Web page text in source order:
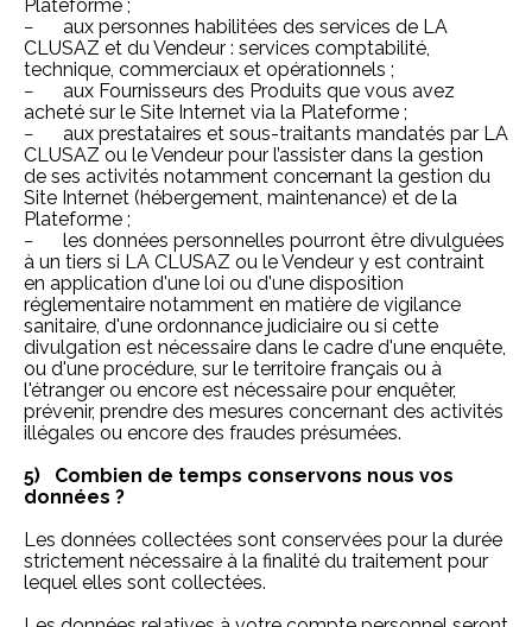
Plateforme ;
− aux personnes habilitées des services de LA
CLUSAZ et du Vendeur : services comptabilité,
technique, commerciaux et opérationnels ;
− aux Fournisseurs des Produits que vous avez
acheté sur le Site Internet via la Plateforme ;
− aux prestataires et sous-traitants mandatés par LA
CLUSAZ ou le Vendeur pour l’assister dans la gestion
de ses activités notamment concernant la gestion du
Site Internet (hébergement, maintenance) et de la
Plateforme ;
− les données personnelles pourront être divulguées
à un tiers si LA CLUSAZ ou le Vendeur y est contraint
en application d'une loi ou d'une disposition
réglementaire notamment en matière de vigilance
sanitaire, d'une ordonnance judiciaire ou si cette
divulgation est nécessaire dans le cadre d'une enquête,
ou d'une procédure, sur le territoire français ou à
l'étranger ou encore est nécessaire pour enquêter,
prévenir, prendre des mesures concernant des activités
illégales ou encore des fraudes présumées.
5) Combien de temps conservons nous vos
données ?
Les données collectées sont conservées pour la durée
strictement nécessaire à la finalité du traitement pour
lequel elles sont collectées.